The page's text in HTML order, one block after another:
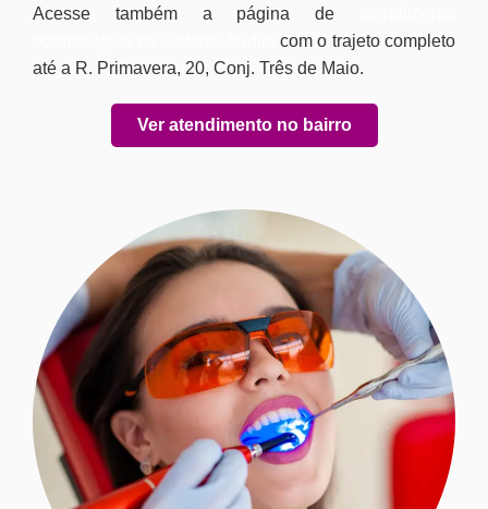
Acesse também a página de
com o trajeto completo
até a R. Primavera, 20, Conj. Três de Maio.
Ver atendimento no bairro